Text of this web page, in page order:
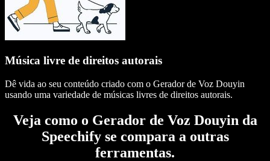
Música livre de direitos autorais
Dê vida ao seu conteúdo criado com o Gerador de Voz Douyin
usando uma variedade de músicas livres de direitos autorais.
Veja como o Gerador de Voz Douyin da
Speechify se compara a outras
ferramentas.